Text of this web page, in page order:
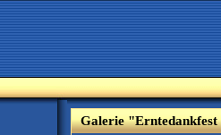
Galerie "Erntedankfest